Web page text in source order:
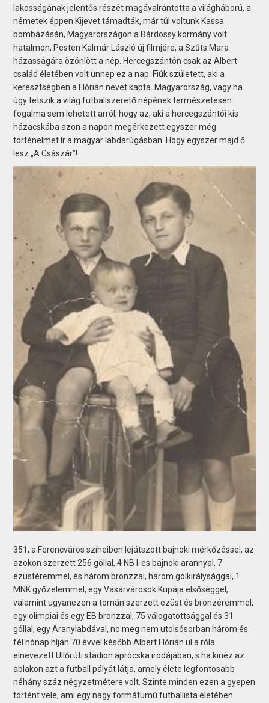
lakosságának jelentős részét magávalrántotta a világháború, a
németek éppen Kijevet támadták, már túl voltunk Kassa
bombázásán, Magyarországon a Bárdossy kormány volt
hatalmon, Pesten Kalmár László új filmjére, a Szűts Mara
házasságára özönlött a nép. Hercegszántón csak az Albert
család életében volt ünnep ez a nap. Fiúk született, aki a
keresztségben a Flórián nevet kapta. Magyarország, vagy ha
úgy tetszik a világ futballszerető népének természetesen
fogalma sem lehetett arról, hogy az, aki a hercegszántói kis
házacskába azon a napon megérkezett egyszer még
történelmet ír a magyar labdarúgásban. Hogy egyszer majd ő
lesz „A Császár”!
351, a Ferencváros színeiben lejátszott bajnoki mérkőzéssel, az
azokon szerzett 256 góllal, 4 NB I-es bajnoki arannyal, 7
ezüstéremmel, és három bronzzal, három gólkirálysággal, 1
MNK győzelemmel, egy Vásárvárosok Kupája elsőséggel,
valamint ugyanezen a tornán szerzett ezüst és bronzéremmel,
egy olimpiai és egy EB bronzzal, 75 válogatottsággal és 31
góllal, egy Aranylabdával, no meg nem utolsósorban három és
fél hónap híján 70 évvel később Albert Flórián ül a róla
elnevezett Üllői úti stadion aprócska irodájában, s ha kinéz az
ablakon azt a futball pályát látja, amely élete legfontosabb
néhány száz négyzetmétere volt. Szinte minden ezen a gyepen
történt vele, ami egy nagy formátumú futballista életében